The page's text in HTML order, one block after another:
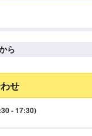
ら
せ
- 17:30)